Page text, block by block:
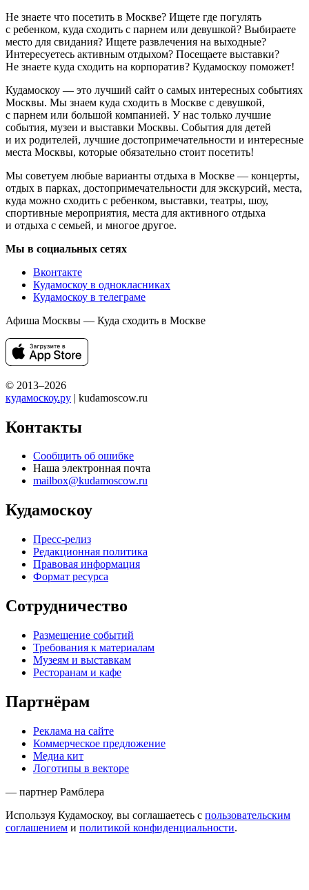
Не знаете что посетить в Москве? Ищете где погулять
с ребенком, куда сходить с парнем или девушкой? Выбираете
место для свидания? Ищете развлечения на выходные?
Интересуетесь активным отдыхом? Посещаете выставки?
Не знаете куда сходить на корпоратив? Кудамоскоу поможет!
Кудамоскоу — это лучший сайт о самых интересных событиях
Москвы. Мы знаем куда сходить в Москве с девушкой,
с парнем или большой компанией. У нас только лучшие
события, музеи и выставки Москвы. События для детей
и их родителей, лучшие достопримечательности и интересные
места Москвы, которые обязательно стоит посетить!
Мы советуем любые варианты отдыха в Москве — концерты,
отдых в парках, достопримечательности для экскурсий, места,
куда можно сходить с ребенком, выставки, театры, шоу,
спортивные мероприятия, места для активного отдыха
и отдыха с семьей, и многое другое.
Мы в социальных сетях
Вконтакте
Кудамоскоу в однокласниках
Кудамоскоу в телеграме
Афиша Москвы — Куда сходить в Москве
© 2013–2026
кудамоскоу.ру | kudamoscow.ru
Контакты
Сообщить об ошибке
Наша электронная почта
mailbox@kudamoscow.ru
Кудамоскоу
Пресс-релиз
Редакционная политика
Правовая информация
Формат ресурса
Сотрудничество
Размещение событий
Требования к материалам
Музеям и выставкам
Ресторанам и кафе
Партнёрам
Реклама на сайте
Коммерческое предложение
Медиа кит
Логотипы в векторе
— партнер Рамблера
Используя Кудамоскоу, вы соглашаетесь с пользовательским
соглашением и политикой конфиденциальности.